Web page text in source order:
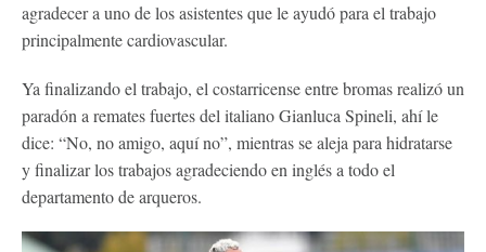
agradecer a uno de los asistentes que le ayudó para el trabajo
principalmente cardiovascular.
Ya finalizando el trabajo, el costarricense entre bromas realizó un
paradón a remates fuertes del italiano Gianluca Spineli, ahí le
dice: “No, no amigo, aquí no”, mientras se aleja para hidratarse
y finalizar los trabajos agradeciendo en inglés a todo el
departamento de arqueros.